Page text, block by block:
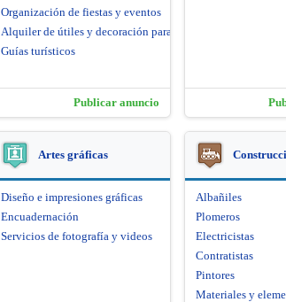
Organización de fiestas y eventos
Alquiler de útiles y decoración para fiestas
Guías turísticos
Publicar anuncio
Artes gráficas
Diseño e impresiones gráficas
Encuadernación
Servicios de fotografía y videos
Albañiles
Plomeros
Electricistas
Contratistas
Pintores
Materiales y